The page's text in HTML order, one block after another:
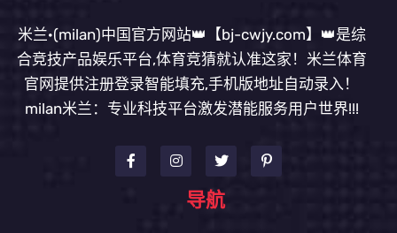
米兰·(milan)中国官方网站👑【bj-cwjy.com】👑是综
合竞技产品娱乐平台,体育竞猜就认准这家！米兰体育
官网提供注册登录智能填充,手机版地址自动录入！
milan米兰：专业科技平台激发潜能服务用户世界!!!
导航